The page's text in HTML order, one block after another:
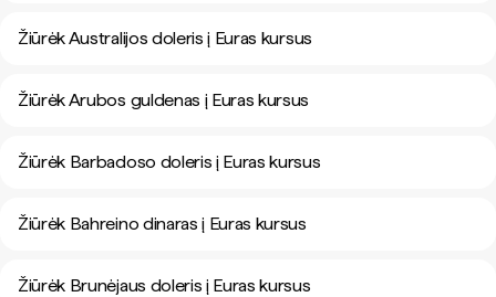
Žiūrėk Australijos doleris į Euras kursus
Žiūrėk Arubos guldenas į Euras kursus
Žiūrėk Barbadoso doleris į Euras kursus
Žiūrėk Bahreino dinaras į Euras kursus
Žiūrėk Brunėjaus doleris į Euras kursus